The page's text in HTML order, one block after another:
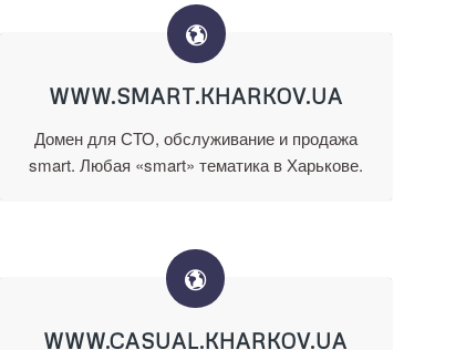
WWW.SMART.KHARKOV.UA
Домен для СТО, обслуживание и продажа
smart. Любая «smart» тематика в Харькове.
WWW.CASUAL.KHARKOV.UA